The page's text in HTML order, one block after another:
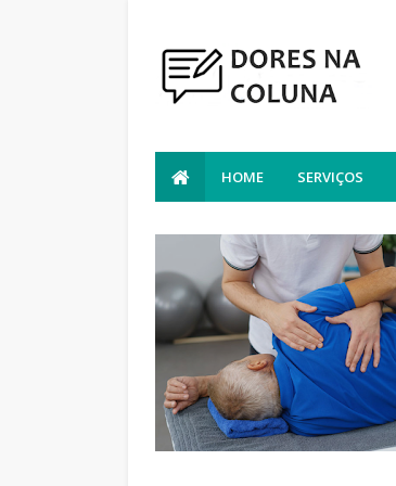
HOME SERVIÇOS